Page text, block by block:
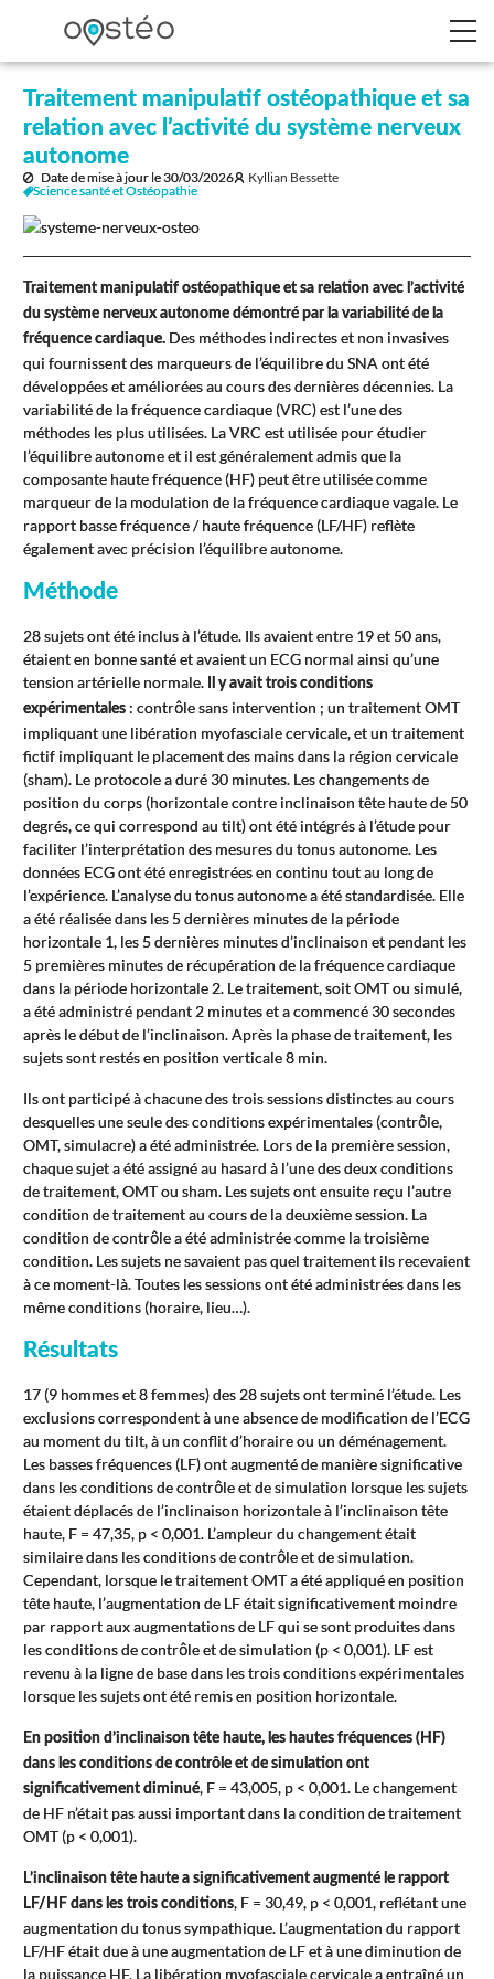
Traitement manipulatif ostéopathique et sa
relation avec l’activité du système nerveux
autonome
Date de mise à jour le30/03/2026
Kyllian Bessette
Science santé et Ostéopathie
Traitement manipulatif ostéopathique et sa relation avec l’activité
du système nerveux autonome démontré par la variabilité de la
fréquence cardiaque. Des méthodes indirectes et non invasives
qui fournissent des marqueurs de l’équilibre du SNA ont été
développées et améliorées au cours des dernières décennies. La
variabilité de la fréquence cardiaque (VRC) est l’une des
méthodes les plus utilisées. La VRC est utilisée pour étudier
l’équilibre autonome et il est généralement admis que la
composante haute fréquence (HF) peut être utilisée comme
marqueur de la modulation de la fréquence cardiaque vagale. Le
rapport basse fréquence / haute fréquence (LF/HF) reflète
également avec précision l’équilibre autonome.
Méthode
28 sujets ont été inclus à l’étude. Ils avaient entre 19 et 50 ans,
étaient en bonne santé et avaient un ECG normal ainsi qu’une
tension artérielle normale.
Il y avait trois conditions
expérimentales : contrôle sans intervention ; un traitement OMT
impliquant une libération myofasciale cervicale, et un traitement
fictif impliquant le placement des mains dans la région cervicale
(sham). Le protocole a duré 30 minutes. Les changements de
position du corps (horizontale contre inclinaison tête haute de 50
degrés, ce qui correspond au tilt) ont été intégrés à l’étude pour
faciliter l’interprétation des mesures du tonus autonome. Les
données ECG ont été enregistrées en continu tout au long de
l’expérience. L’analyse du tonus autonome a été standardisée. Elle
a été réalisée dans les 5 dernières minutes de la période
horizontale 1, les 5 dernières minutes d’inclinaison et pendant les
5 premières minutes de récupération de la fréquence cardiaque
dans la période horizontale 2. Le traitement, soit OMT ou simulé,
a été administré pendant 2 minutes et a commencé 30 secondes
après le début de l’inclinaison. Après la phase de traitement, les
sujets sont restés en position verticale 8 min.
Ils ont participé à chacune des trois sessions distinctes au cours
desquelles une seule des conditions expérimentales (contrôle,
OMT, simulacre) a été administrée. Lors de la première session,
chaque sujet a été assigné au hasard à l’une des deux conditions
de traitement, OMT ou sham. Les sujets ont ensuite reçu l’autre
condition de traitement au cours de la deuxième session. La
condition de contrôle a été administrée comme la troisième
condition. Les sujets ne savaient pas quel traitement ils recevaient
à ce moment-là. Toutes les sessions ont été administrées dans les
même conditions (horaire, lieu…).
Résultats
17 (9 hommes et 8 femmes) des 28 sujets ont terminé l’étude. Les
exclusions correspondent à une absence de modification de l’ECG
au moment du tilt, à un conflit d’horaire ou un déménagement.
Les basses fréquences (LF) ont augmenté de manière significative
dans les conditions de contrôle et de simulation lorsque les sujets
étaient déplacés de l’inclinaison horizontale à l’inclinaison tête
haute, F = 47,35, p < 0,001. L’ampleur du changement était
similaire dans les conditions de contrôle et de simulation.
Cependant, lorsque le traitement OMT a été appliqué en position
tête haute, l’augmentation de LF était significativement moindre
par rapport aux augmentations de LF qui se sont produites dans
les conditions de contrôle et de simulation (p < 0,001). LF est
revenu à la ligne de base dans les trois conditions expérimentales
lorsque les sujets ont été remis en position horizontale.
En position d’inclinaison tête haute, les hautes fréquences (HF)
dans les conditions de contrôle et de simulation ont
significativement diminué, F = 43,005, p < 0,001. Le changement
de HF n’était pas aussi important dans la condition de traitement
OMT (p < 0,001).
L’inclinaison tête haute a significativement augmenté le rapport
LF/HF dans les trois conditions, F = 30,49, p < 0,001, reflétant une
augmentation du tonus sympathique. L’augmentation du rapport
LF/HF était due à une augmentation de LF et à une diminution de
la puissance HF. La libération myofasciale cervicale a entraîné un